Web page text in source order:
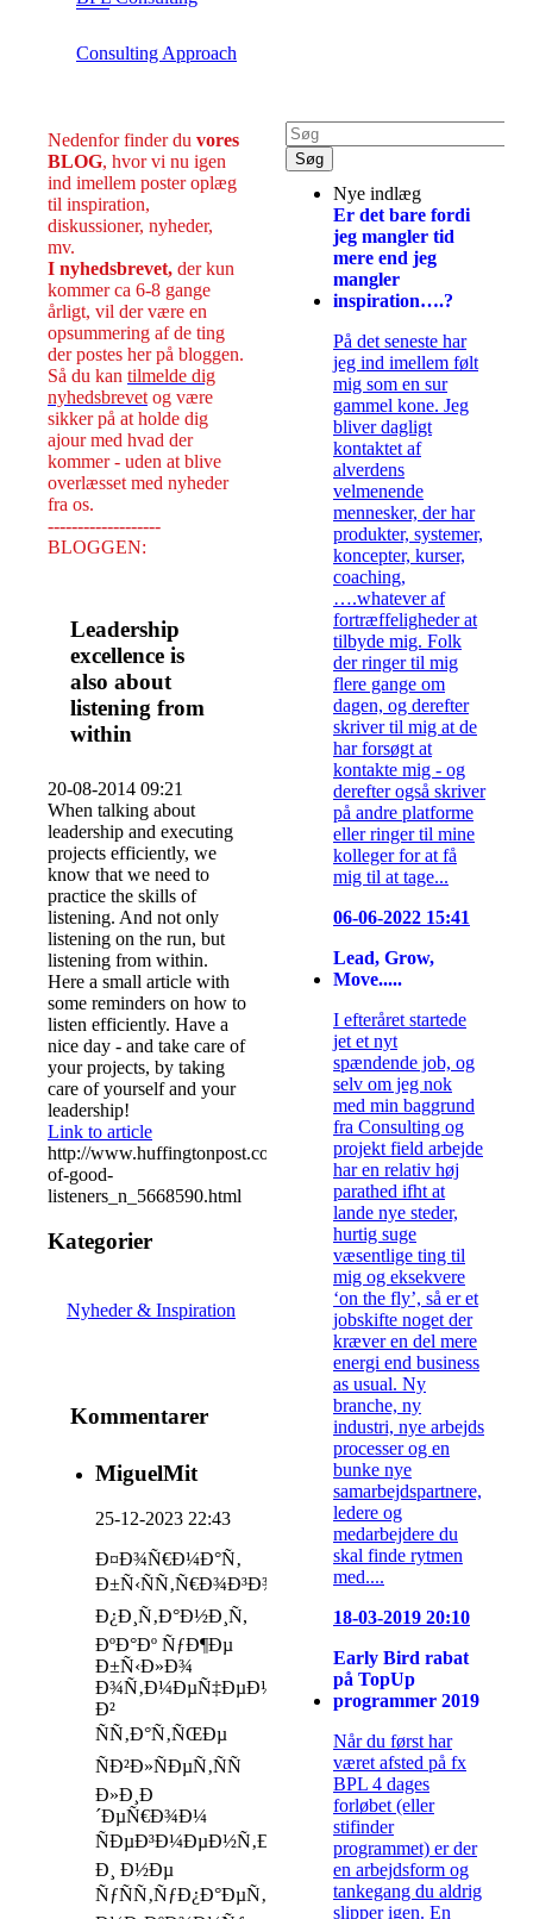
Consulting Approach
Nedenfor finder du vores
BLOG, hvor vi nu igen
ind imellem poster oplæg
til inspiration,
diskussioner, nyheder,
mv.
I nyhedsbrevet, der kun
kommer ca 6-8 gange
årligt, vil der være en
opsummering af de ting
der postes her på bloggen.
Så du kan tilmelde dig
nyhedsbrevet og være
sikker på at holde dig
ajour med hvad der
kommer - uden at blive
overlæsset med nyheder
fra os.
-------------------
BLOGGEN:
Leadership
excellence is
also about
listening from
within
20-08-2014 09:21
When talking about
leadership and executing
projects efficiently, we
know that we need to
practice the skills of
listening. And not only
listening on the run, but
listening from within.
Here a small article with
some reminders on how to
listen efficiently. Have a
nice day - and take care of
your projects, by taking
care of yourself and your
leadership!
Link to article
http://www.huffingtonpost.com/2014/08/14/habits-
of-good-
listeners_n_5668590.html
Kategorier
Nyheder & Inspiration
Kommentarer
MiguelMit
25-12-2023 22:43
Ð¤Ð¾Ñ€Ð¼Ð°Ñ‚
Ð±Ñ‹ÑÑ‚Ñ€Ð¾Ð³Ð¾
Ð¿Ð¸Ñ‚Ð°Ð½Ð¸Ñ,
ÐºÐ°Ðº ÑƒÐ¶Ðµ
Ð±Ñ‹Ð»Ð¾
Ð¾Ñ‚Ð¼ÐµÑ‡ÐµÐ½Ð¾
Ð²
ÑÑ‚Ð°Ñ‚ÑŒÐµ
ÑÐ²Ð»ÑÐµÑ‚ÑÑ
Ð»Ð¸Ð
´ÐµÑ€Ð¾Ð¼
ÑÐµÐ³Ð¼ÐµÐ½Ñ‚Ð°
Ð¸ Ð½Ðµ
ÑƒÑÑ‚ÑƒÐ¿Ð°ÐµÑ‚
Nye indlæg
Er det bare fordi
jeg mangler tid
mere end jeg
mangler
inspiration….?
På det seneste har
jeg ind imellem følt
mig som en sur
gammel kone. Jeg
bliver dagligt
kontaktet af
alverdens
velmenende
mennesker, der har
produkter, systemer,
koncepter, kurser,
coaching,
….whatever af
fortræffeligheder at
tilbyde mig. Folk
der ringer til mig
flere gange om
dagen, og derefter
skriver til mig at de
har forsøgt at
kontakte mig - og
derefter også skriver
på andre platforme
eller ringer til mine
kolleger for at få
mig til at tage...
06-06-2022 15:41
Lead, Grow,
Move.....
I efteråret startede
jet et nyt
spændende job, og
selv om jeg nok
med min baggrund
fra Consulting og
projekt field arbejde
har en relativ høj
parathed ifht at
lande nye steder,
hurtig suge
væsentlige ting til
mig og eksekvere
‘on the fly’, så er et
jobskifte noget der
kræver en del mere
energi end business
as usual. Ny
branche, ny
industri, nye arbejds
processer og en
bunke nye
samarbejdspartnere,
ledere og
medarbejdere du
skal finde rytmen
med....
18-03-2019 20:10
Early Bird rabat
på TopUp
programmer 2019
Når du først har
været afsted på fx
BPL 4 dages
forløbet (eller
stifinder
programmet) er der
en arbejdsform og
tankegang du aldrig
slipper igen. En